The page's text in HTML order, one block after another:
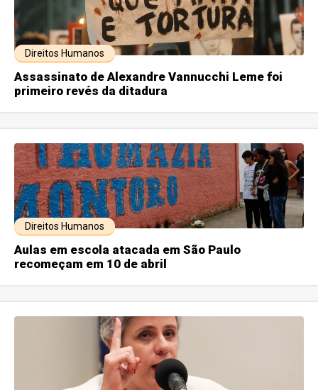
Direitos Humanos
Assassinato de Alexandre Vannucchi Leme foi
primeiro revés da ditadura
Direitos Humanos
Aulas em escola atacada em São Paulo
recomeçam em 10 de abril